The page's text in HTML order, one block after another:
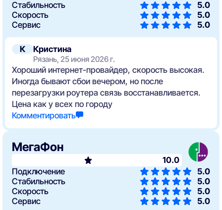
К Кристина
Рязань, 25 июня 2026 г.
Хороший интернет-провайдер, скорость высокая.
Иногда бывают сбои вечером, но после
перезагрузки роутера связь восстанавливается.
Цена как у всех по городу
Комментировать
Стабильность
5.0
Скорость
5.0
Сервис
5.0
МегаФон
10.0
Подключение
5.0
Стабильность
5.0
Скорость
5.0
Сервис
5.0